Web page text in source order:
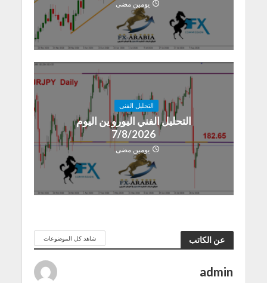
يومين مضى
التحليل الفنى
التحليل الفني اليورو ين اليوم
7/8/2026
يومين مضى
عن الكاتب شاهد كل الموضوعات
admin